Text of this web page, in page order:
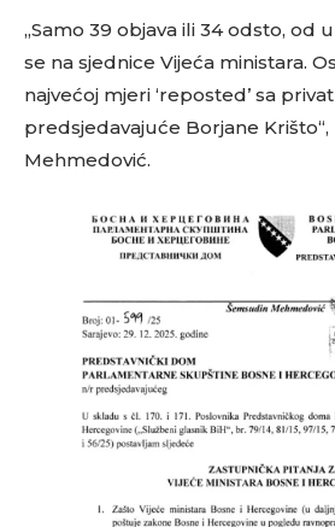
„Samo 39 objava ili 34 odsto, od
se na sjednice Vijeća ministara.
najvećoj mjeri ‘reposted’ sa
predsjedavajuće Borjane Krišto“,
Mehmedović.